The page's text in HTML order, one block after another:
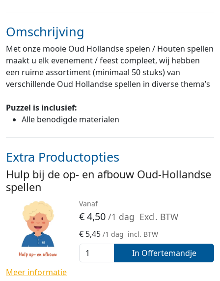
Omschrijving
Met onze mooie Oud Hollandse spelen / Houten spellen
maakt u elk evenement / feest compleet, wij hebben
een ruime assortiment (minimaal 50 stuks) van
verschillende Oud Hollandse spellen in diverse thema’s
Puzzel is inclusief:
Alle benodigde materialen
Extra Productopties
Hulp bij de op- en afbouw Oud-Hollandse
spellen
Vanaf
€4,50 /1 dag Excl. BTW
€ 5,45 /1 dag incl. BTW
In Offertemandje
Meer informatie